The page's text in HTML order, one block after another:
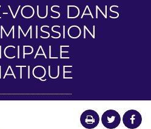
VOUS DANS